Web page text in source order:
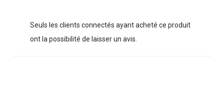
Seuls les clients connectés ayant acheté ce produit
ont la possibilité de laisser un avis.